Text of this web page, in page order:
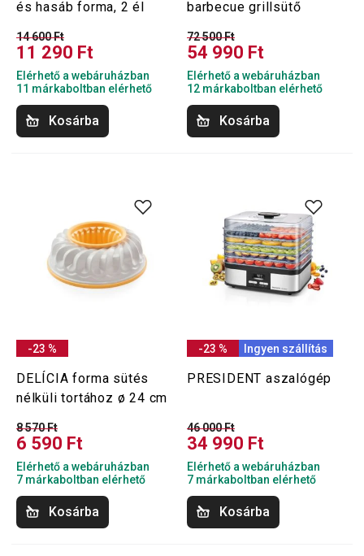
és hasáb forma, 2 él
14 600 Ft
11 290 Ft
Elérhető a webáruházban
11 márkaboltban elérhető
Kosárba
barbecue grillsütő
72 500 Ft
54 990 Ft
Elérhető a webáruházban
12 márkaboltban elérhető
Kosárba
-23 %
DELÍCIA forma sütés
nélküli tortához ø 24 cm
8 570 Ft
6 590 Ft
Elérhető a webáruházban
7 márkaboltban elérhető
Kosárba
-23 % Ingyen szállítás
PRESIDENT aszalógép
46 000 Ft
34 990 Ft
Elérhető a webáruházban
7 márkaboltban elérhető
Kosárba